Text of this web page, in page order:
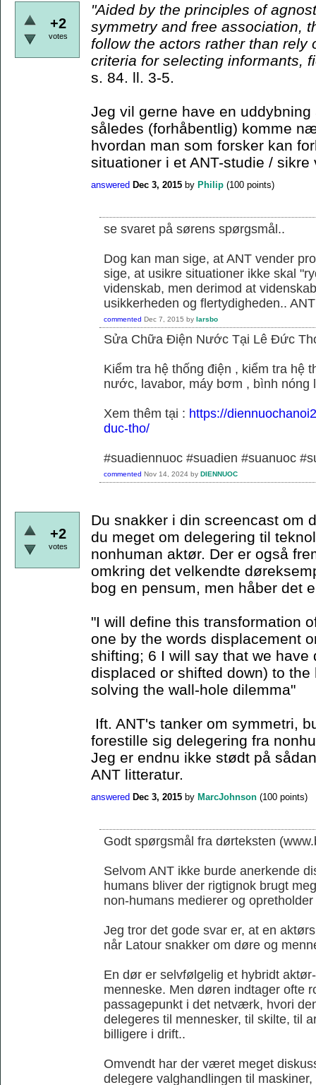
+2
votes
"Aided by the principles of
symmetry and free association,
follow the actors rather than rely
criteria for selecting informants,
s. 84. ll. 3-5.
Jeg vil gerne have en
således (forhåbentlig) komme
hvordan man som forsker kan
situationer i et ANT-studie /
answered Dec 3, 2015 by Philip (100 points)
se svaret på sørens spørgsmål..
Dog kan man sige, at ANT vender
sige, at usikre situationer ikke skal
videnskab, men derimod at
usikkerheden og flertydigheden..
commented Dec 7, 2015 by larsbo
Sửa Chữa Điện Nước Tại Lê Đức
Kiểm tra hệ thống điện , kiểm tra hệ
nước, lavabor, máy bơm , bình nóng
Xem thêm tại : https://
duc-tho/
#suadiennuoc #suadien #suanuoc
commented Nov 14, 2024 by DIENNUOC
+2
votes
Du snakker i din screencast om
du meget om delegering til
nonhuman aktør. Der er også
omkring det velkendte
bog en pensum, men håber det
"I will define this transformation
one by the words displacement
shifting; 6 I will say that we have
displaced or shifted down) to
solving the wall-hole dilemma"
Ift. ANT's tanker om symmetri,
forestille sig delegering fra
Jeg er endnu ikke stødt på
ANT litteratur.
answered Dec 3, 2015 by MarcJohnson (100 points)
Godt spørgsmål fra dørteksten
Selvom ANT ikke burde anerkende
humans bliver der rigtignok brugt
non-humans medierer og
Jeg tror det gode svar er, at en
når Latour snakker om døre og
En dør er selvfølgelig et hybridt
menneske. Men døren indtager ofte
passagepunkt i det netværk, hvori
delegeres til mennesker, til skilte, til
billigere i drift..
Omvendt har der været meget
delegere valghandlingen til